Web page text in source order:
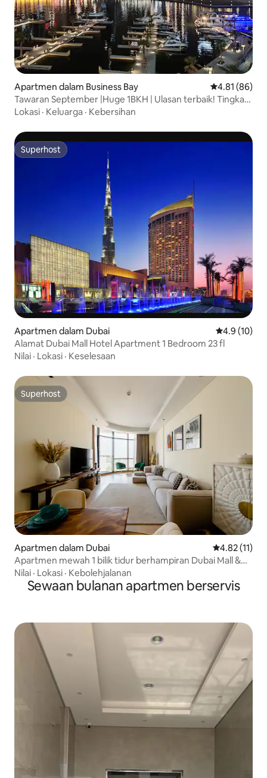
Apartmen dalam Business Bay Penarafan
4.81 (86)
Tawaran September |Huge 1BKH | Ulasan terbaik! Tingkat
atas
Lokasi · Keluarga · Kebersihan
Superhost
Superhost
Apartmen dalam Dubai Penarafan
4.9 (10)
Alamat Dubai Mall Hotel Apartment 1 Bedroom 23 fl
Nilai · Lokasi · Keselesaan
Superhost
Superhost
Apartmen dalam Dubai Penarafan
4.82 (11)
Apartmen mewah 1 bilik tidur berhampiran Dubai Mall &
Burj Khalifa
Nilai · Lokasi · Kebolehjalanan
Sewaan bulanan apartmen berservis